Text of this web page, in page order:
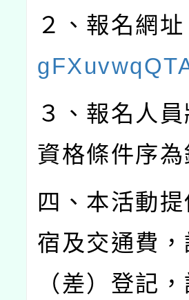
２、報名網址
３、報名人
資格條件序為
四、本活動
宿及交通費
（差）登記